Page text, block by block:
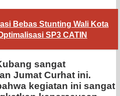
Bebas Stunting Wali Kota
SP3 CATIN
sangat
Jumat Curhat ini.
kegiatan ini sangat